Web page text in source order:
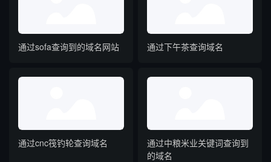
通过sofa查询到的域名网站 通过下午茶查询域名
通过cnc筏钓轮查询域名
通过中粮米业关键词查询到
的域名